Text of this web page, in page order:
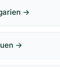
→
→